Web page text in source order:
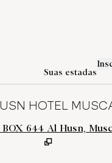
Suas estadas
HOTEL
BOX 644 Al Husn,